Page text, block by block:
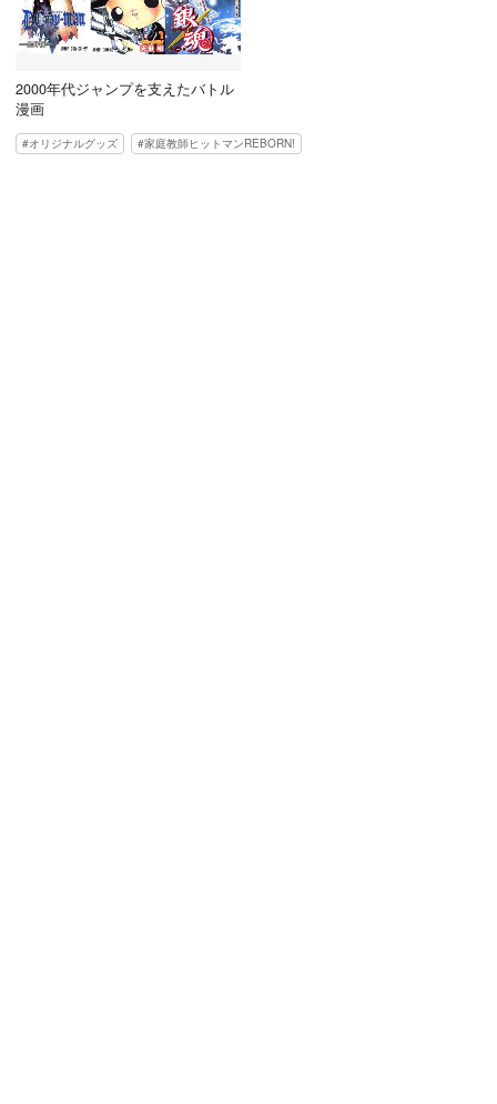
2000年代ジャンプを支えたバトル
漫画
オリジナルグッズ 家庭教師ヒットマンREBORN!